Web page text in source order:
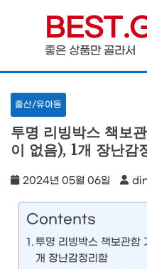
content
좋은 상품만 골라서
출산/유아동
투명 리빙박스 책보
이 없음), 1개 장난감
2024년 05월 06일
Contents
투명 리빙박스 책보관함
개 장난감정리함